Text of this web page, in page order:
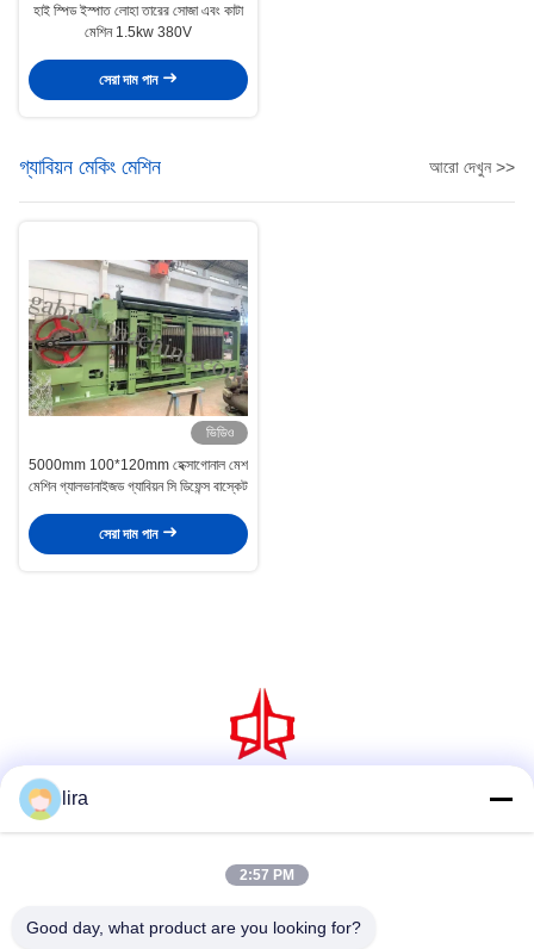
হাই স্পিড ইস্পাত লোহা তারের সোজা এবং কাটা
মেশিন 1.5kw 380V
সেরা দাম পান
গ্যাবিয়ন মেকিং মেশিন আরো দেখুন >>
ভিডিও
5000mm 100*120mm হেক্সাগোনাল মেশ
মেশিন গ্যালভানাইজড গ্যাবিয়ন সি ডিফেন্স বাস্কেট
সেরা দাম পান
দ্রুত যোগাযোগ
lira
2:57 PM
Good day, what product are you looking for?